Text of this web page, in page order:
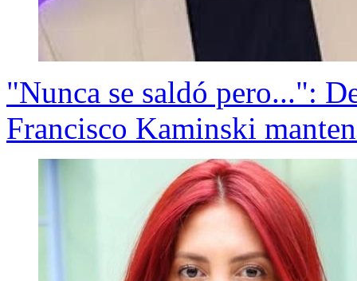
"Nunca se saldó pero...":
Francisco Kaminski